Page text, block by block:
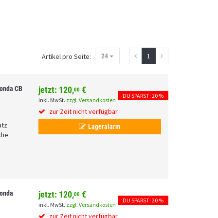
1
Artikel pro Seite: 24
CB
jetzt: 120,00 €
DU SPARST: 20 %
inkl. MwSt. zzgl. Versandkosten
zur Zeit nicht verfügbar
Lageralarm
jetzt: 120,00 €
DU SPARST: 20 %
inkl. MwSt. zzgl. Versandkosten
zur Zeit nicht verfügbar